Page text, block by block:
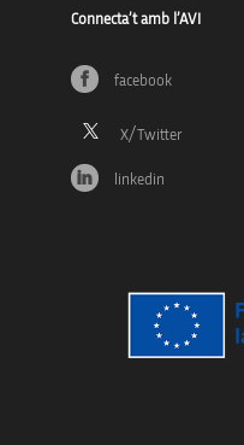
Connecta’t amb l’AVI
facebook
linkedin